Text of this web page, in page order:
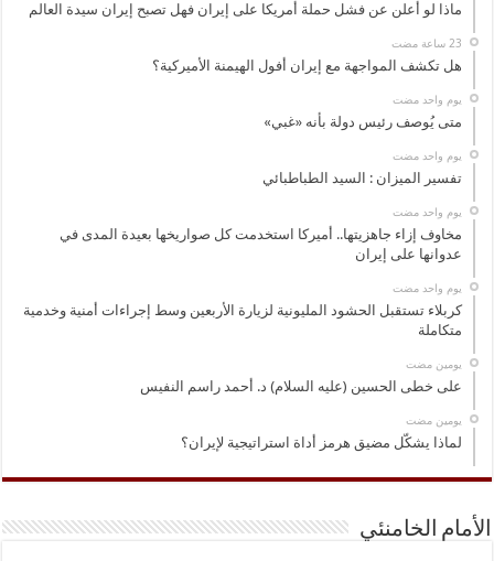
ماذا لو أعلن عن فشل حملة أمريكا على إيران فهل تصبح إيران سيدة العالم
هل تكشف المواجهة مع إيران أفول الهيمنة الأميركية؟
‏يوم واحد مضت
متى يُوصف رئيس دولة بأنه «غبي»
‏يوم واحد مضت
تفسير الميزان : السيد الطباطبائي
‏يوم واحد مضت
مخاوف إزاء جاهزيتها.. أميركا استخدمت كل صواريخها بعيدة المدى في
عدوانها على إيران
‏يوم واحد مضت
كربلاء تستقبل الحشود المليونية لزيارة الأربعين وسط إجراءات أمنية وخدمية
متكاملة
‏يومين مضت
على خطى الحسين (عليه السلام) د. أحمد راسم النفيس
‏يومين مضت
لماذا يشكّل مضيق هرمز أداة استراتيجية لإيران؟
الأمام الخامنئي